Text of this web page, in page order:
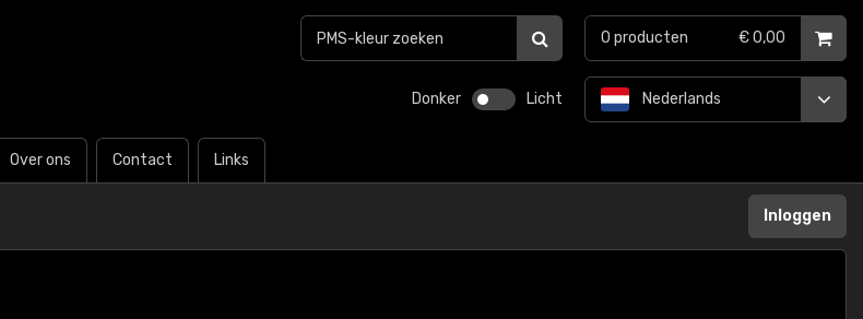
Donker Licht
Over ons Contact Links
Nederlands
0 producten € 0,00
Inloggen